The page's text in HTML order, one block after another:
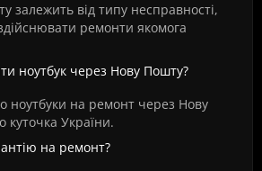
залежить від типу несправності,
ремонти якомога
ноутбук через Нову Пошту?
ноутбуки на ремонт через Нову
куточка України.
на ремонт?